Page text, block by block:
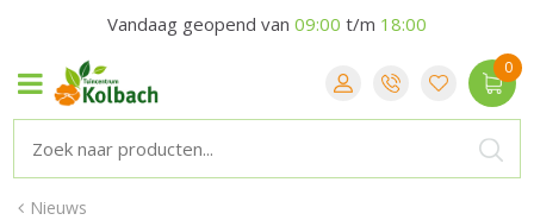
Nieuws
Vandaag geopend van 09:00 t/m 18:00